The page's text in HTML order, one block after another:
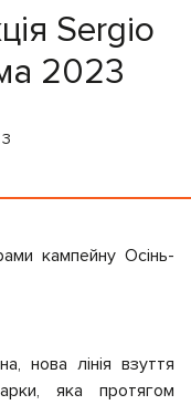
Sergio
2023
кампейну Осінь-
нова лінія взуття
яка протягом